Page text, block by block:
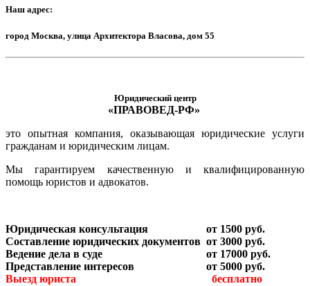
Наш адрес:
город Москва, улица Архитектора Власова, дом 55
Юридический центр
«ПРАВОВЕД-РФ»
это опытная компания, оказывающая юридические услуги
гражданам и юридическим лицам.
Мы гарантируем качественную и квалифицированную
помощь юристов и адвокатов.
Юридическая консультация
от 1500 руб.
Составление юридических документов от 3000 руб.
Ведение дела в суде
от 17000 руб.
Представление интересов
от 5000 руб.
Выезд юриста
бесплатно